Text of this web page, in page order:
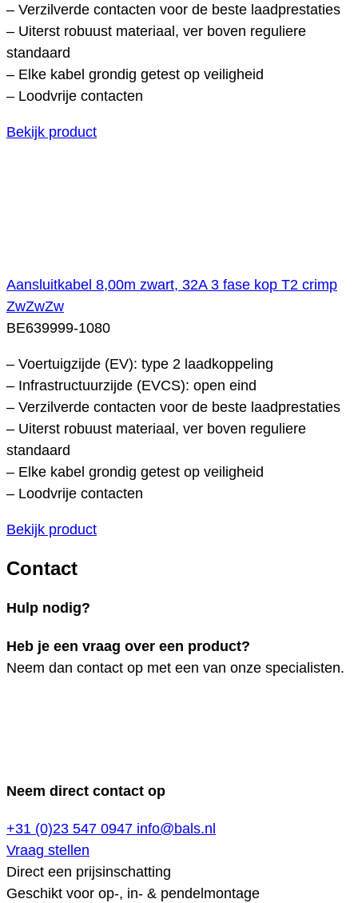
– Verzilverde contacten voor de beste laadprestaties
– Uiterst robuust materiaal, ver boven reguliere
standaard
– Elke kabel grondig getest op veiligheid
– Loodvrije contacten
Bekijk product
Aansluitkabel 8,00m zwart, 32A 3 fase kop T2 crimp
ZwZwZw
BE639999-1080
– Voertuigzijde (EV): type 2 laadkoppeling
– Infrastructuurzijde (EVCS): open eind
– Verzilverde contacten voor de beste laadprestaties
– Uiterst robuust materiaal, ver boven reguliere
standaard
– Elke kabel grondig getest op veiligheid
– Loodvrije contacten
Bekijk product
Contact
Hulp nodig?
Heb je een vraag over een product?
Neem dan contact op met een van onze specialisten.
Neem direct contact op
+31 (0)23 547 0947 info@bals.nl
Vraag stellen
Direct een prijsinschatting
Geschikt voor op-, in- & pendelmontage